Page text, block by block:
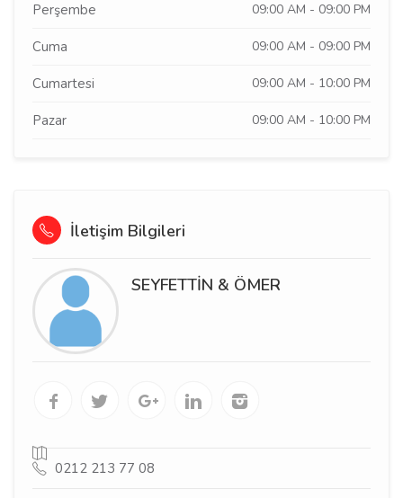
Perşembe 09:00 AM - 09:00 PM
Cuma 09:00 AM - 09:00 PM
Cumartesi 09:00 AM - 10:00 PM
Pazar 09:00 AM - 10:00 PM
İletişim Bilgileri
SEYFETTİN & ÖMER
0212 213 77 08